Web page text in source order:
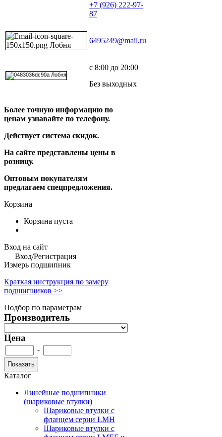
+7 (926) 222-97-
87
6495249@mail.ru
с 8:00 до 20:00
Без выходных
Более точную информацию по
ценам узнавайте по телефону.
Действует система скидок.
На сайте представлены цены в
розницу.
Оптовым покупателям
предлагаем спецпредложения.
Корзина
Корзина пуста
Вход на сайт
Вход/Регистрация
Измерь подшипник
Краткая инструкция по замеру
подшипников >>
Подбор по параметрам
Производитель
Цена
-
Каталог
Линейные подшипники
(шариковые втулки)
Шариковые втулки с
фланцем серии LMH
Шариковые втулки с